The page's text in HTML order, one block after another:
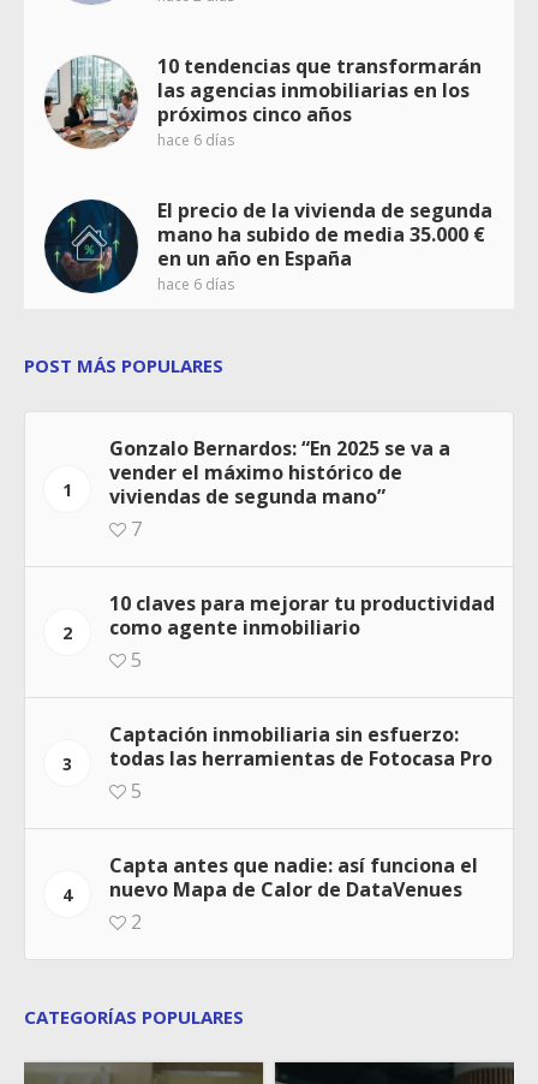
10 tendencias que transformarán
las agencias inmobiliarias en los
próximos cinco años
hace 6 días
El precio de la vivienda de segunda
mano ha subido de media 35.000 €
en un año en España
hace 6 días
POST MÁS POPULARES
1
Gonzalo Bernardos: “En 2025 se va a
vender el máximo histórico de
viviendas de segunda mano”
7
2
10 claves para mejorar tu productividad
como agente inmobiliario
5
3
Captación inmobiliaria sin esfuerzo:
todas las herramientas de Fotocasa Pro
5
4
Capta antes que nadie: así funciona el
nuevo Mapa de Calor de DataVenues
2
CATEGORÍAS POPULARES